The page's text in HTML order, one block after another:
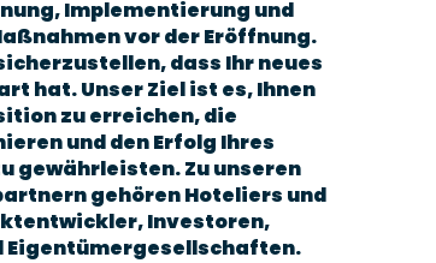
Implementierung und
vor der Eröffnung.
dass Ihr neues
hat. Unser Ziel ist es, Ihnen
zu erreichen, die
und den Erfolg Ihres
gewährleisten. Zu unseren
gehören Hoteliers und
Investoren,
Eigentümergesellschaften.